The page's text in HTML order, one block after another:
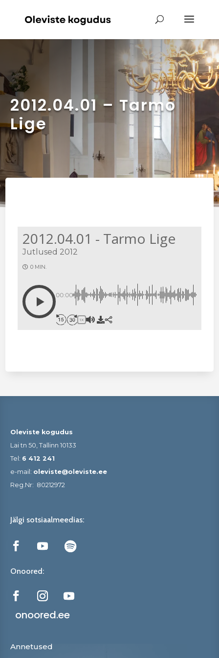
2012.04.01 – Tarmo
Lige
2012.04.01 - Tarmo Lige
Jutlused 2012
0 MIN.
00:00
1X
Oleviste kogudus
Lai tn 50, Tallinn 10133
Tel: 6 412 241
e-mail: oleviste@oleviste.ee
Reg.Nr: 80212972
Jälgi sotsiaalmeedias:
Onoored:
onoored.ee
Annetused